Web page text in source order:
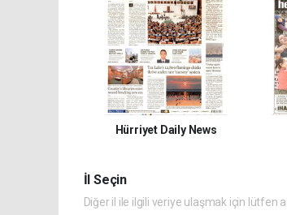
Hürriyet Daily News
İl Seçin
Diğer il ile ilgili veriye ulaşmak için lütfen